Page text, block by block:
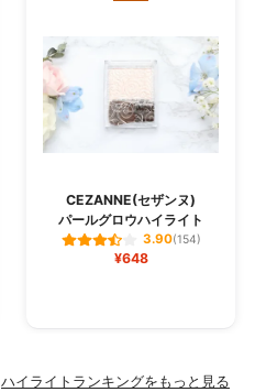
CEZANNE(セザンヌ)
パールグロウハイライト
3.90(154)
¥648
ハイライトランキングをもっと見る